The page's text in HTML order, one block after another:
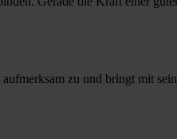
zu und bringt mit